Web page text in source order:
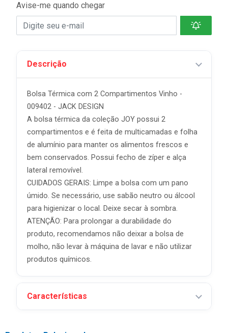
Avise-me quando chegar
Descrição
Bolsa Térmica com 2 Compartimentos Vinho -
009402 - JACK DESIGN
A bolsa térmica da coleção JOY possui 2
compartimentos e é feita de multicamadas e folha
de alumínio para manter os alimentos frescos e
bem conservados. Possui fecho de zíper e alça
lateral removível.
CUIDADOS GERAIS: Limpe a bolsa com um pano
úmido. Se necessário, use sabão neutro ou álcool
para higienizar o local. Deixe secar à sombra.
ATENÇÃO: Para prolongar a durabilidade do
produto, recomendamos não deixar a bolsa de
molho, não levar à máquina de lavar e não utilizar
produtos químicos.
Características